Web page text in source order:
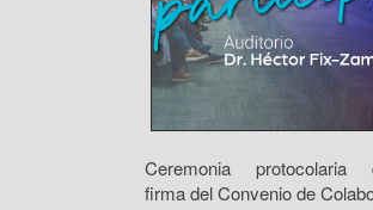
Ceremonia protocolaria
firma del Convenio de